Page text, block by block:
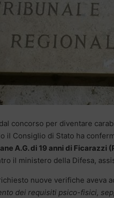
concorso per diventare
il Consiglio di Stato ha
A.G. di 19 anni di Ficarazzi
il ministero della Difesa,
nuove verifiche aveva
dei requisiti psico-fisici,